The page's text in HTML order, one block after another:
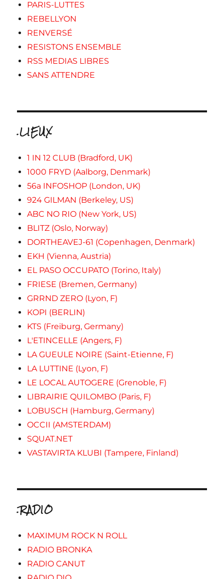
PARIS-LUTTES
REBELLYON
RENVERSÉ
RESISTONS ENSEMBLE
RSS MEDIAS LIBRES
SANS ATTENDRE
.LIEUX
1 IN 12 CLUB (Bradford, UK)
1000 FRYD (Aalborg, Denmark)
56a INFOSHOP (London, UK)
924 GILMAN (Berkeley, US)
ABC NO RIO (New York, US)
BLITZ (Oslo, Norway)
DORTHEAVEJ-61 (Copenhagen, Denmark)
EKH (Vienna, Austria)
EL PASO OCCUPATO (Torino, Italy)
FRIESE (Bremen, Germany)
GRRND ZERO (Lyon, F)
KOPI (BERLIN)
KTS (Freiburg, Germany)
L'ETINCELLE (Angers, F)
LA GUEULE NOIRE (Saint-Etienne, F)
LA LUTTINE (Lyon, F)
LE LOCAL AUTOGERE (Grenoble, F)
LIBRAIRIE QUILOMBO (Paris, F)
LOBUSCH (Hamburg, Germany)
OCCII (AMSTERDAM)
SQUAT.NET
VASTAVIRTA KLUBI (Tampere, Finland)
.RADIO
MAXIMUM ROCK N ROLL
RADIO BRONKA
RADIO CANUT